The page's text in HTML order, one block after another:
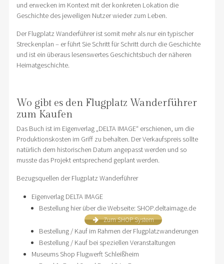
und erwecken im Kontext mit der konkreten Lokation die
Geschichte des jeweiligen Nutzer wieder zum Leben.
Der Flugplatz Wanderführer ist somit mehr als nur ein typischer
Streckenplan – er führt Sie Schritt für Schritt durch die Geschichte
und ist ein überaus lesenswertes Geschichtsbuch der näheren
Heimatgeschichte.
Wo gibt es den Flugplatz Wanderführer
zum Kaufen
Das Buch ist im Eigenverlag „DELTA IMAGE“ erschienen, um die
Produktionskosten im Griff zu behalten. Der Verkaufspreis sollte
natürlich dem historischen Datum angepasst werden und so
musste das Projekt entsprechend geplant werden.
Bezugsquellen der Flugplatz Wanderführer
Eigenverlag DELTA IMAGE
Bestellung hier über die Webseite: SHOP.deltaimage.de
Zum SHOP System
Bestellung / Kauf im Rahmen der Flugplatzwanderungen
Bestellung / Kauf bei speziellen Veranstaltungen
Museums Shop Flugwerft Schleißheim